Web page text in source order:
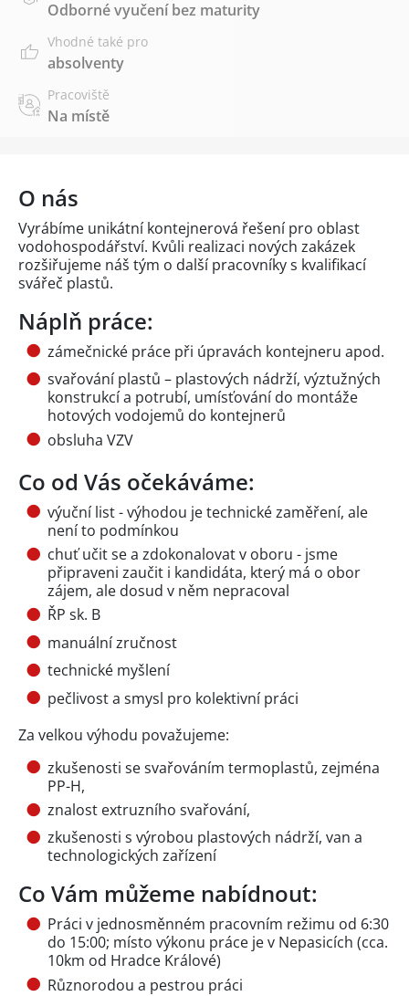
Odborné vyučení bez maturity
Vhodné také pro
absolventy
Pracoviště
Na místě
O nás
Vyrábíme unikátní kontejnerová řešení pro oblast
vodohospodářství. Kvůli realizaci nových zakázek
rozšiřujeme náš tým o další pracovníky s kvalifikací
svářeč plastů.
Náplň práce:
zámečnické práce při úpravách kontejneru apod.
svařování plastů – plastových nádrží, výztužných
konstrukcí a potrubí, umísťování do montáže
hotových vodojemů do kontejnerů
obsluha VZV
Co od Vás očekáváme:
výuční list - výhodou je technické zaměření, ale
není to podmínkou
chuť učit se a zdokonalovat v oboru - jsme
připraveni zaučit i kandidáta, který má o obor
zájem, ale dosud v něm nepracoval
ŘP sk. B
manuální zručnost
technické myšlení
pečlivost a smysl pro kolektivní práci
Za velkou výhodu považujeme:
zkušenosti se svařováním termoplastů, zejména
PP-H,
znalost extruzního svařování,
zkušenosti s výrobou plastových nádrží, van a
technologických zařízení
Co Vám můžeme nabídnout:
Práci v jednosměnném pracovním režimu od 6:30
do 15:00; místo výkonu práce je v Nepasicích (cca.
10km od Hradce Králové)
Různorodou a pestrou práci